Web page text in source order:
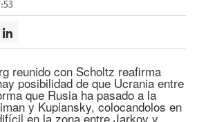
reunido con Scholtz reafirma
posibilidad de que Ucrania entre
que Rusia ha pasado a la
y Kupiansky, colocandolos en
en la zona entre Jarkov y